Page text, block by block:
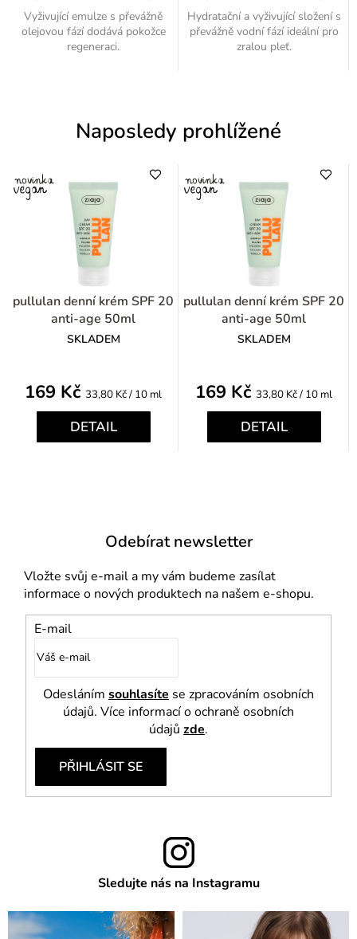
Vyživující emulze s převážně
olejovou fází dodává pokožce
regeneraci.
Hydratační a vyživující složení s
převážně vodní fází ideální pro
zralou pleť.
Naposledy prohlížené
pullulan denní krém SPF 20
anti-age 50ml
SKLADEM
169 Kč Měrná
cena:
33,80 Kč / 10 ml
DETAIL
pullulan denní krém SPF 20
anti-age 50ml
SKLADEM
169 Kč Měrná
cena:
33,80 Kč / 10 ml
DETAIL
Odebírat newsletter
Vložte svůj e-mail a my vám budeme zasílat
informace o nových produktech na našem e-shopu.
E-mail
Odesláním souhlasíte se zpracováním osobních
údajů. Více informací o ochraně osobních
údajů zde.
PŘIHLÁSIT SE
Sledujte nás na Instagramu